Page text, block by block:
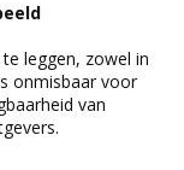
leggen, zowel in
onmisbaar voor
van